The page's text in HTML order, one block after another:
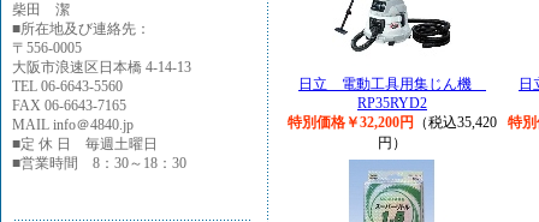
柴田 潔
■所在地及び連絡先：
〒556-0005
大阪市浪速区日本橋 4-14-13
TEL 06-6643-5560
FAX 06-6643-7165
MAIL info＠4840.jp
■定 休 日 毎週土曜日
■営業時間 8：30～18：30
日立 電動工具用集じん機
RP35RYD2
特別価格￥32,200円
（税込35,420
円）
特別